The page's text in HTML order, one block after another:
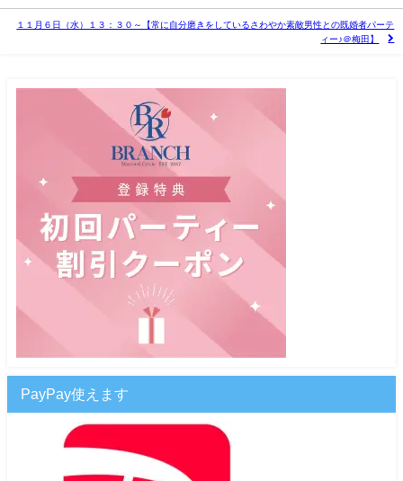
１１月６日（水）１３：３０～【常に自分磨きをしているさわやか素敵男性との既婚者パーテ
ィー♪＠梅田】
PayPay使えます